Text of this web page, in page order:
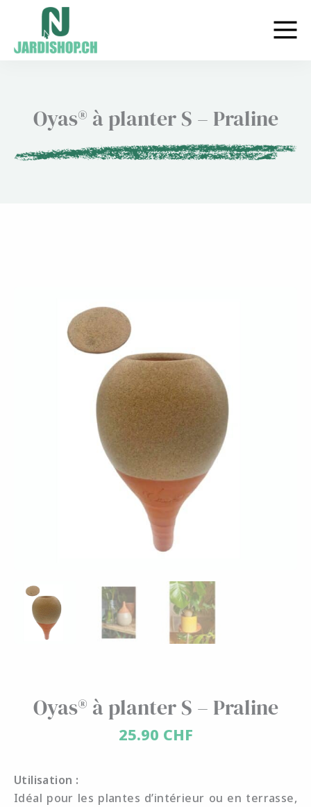
contenu
Oyas® à planter S – Praline
Oyas® à planter S – Praline
25.90 CHF
Utilisation :
Idéal pour les plantes d’intérieur ou en terrasse,